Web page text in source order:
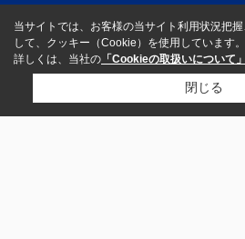
当サイトでは、お客様の当サイト利用状況把
して、クッキー（Cookie）を使用しています。
詳しくは、当社の 「Cookieの取扱いについて」
閉じる